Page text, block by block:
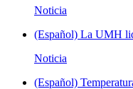
Noticia
(Español) La UMH
Noticia
(Español)